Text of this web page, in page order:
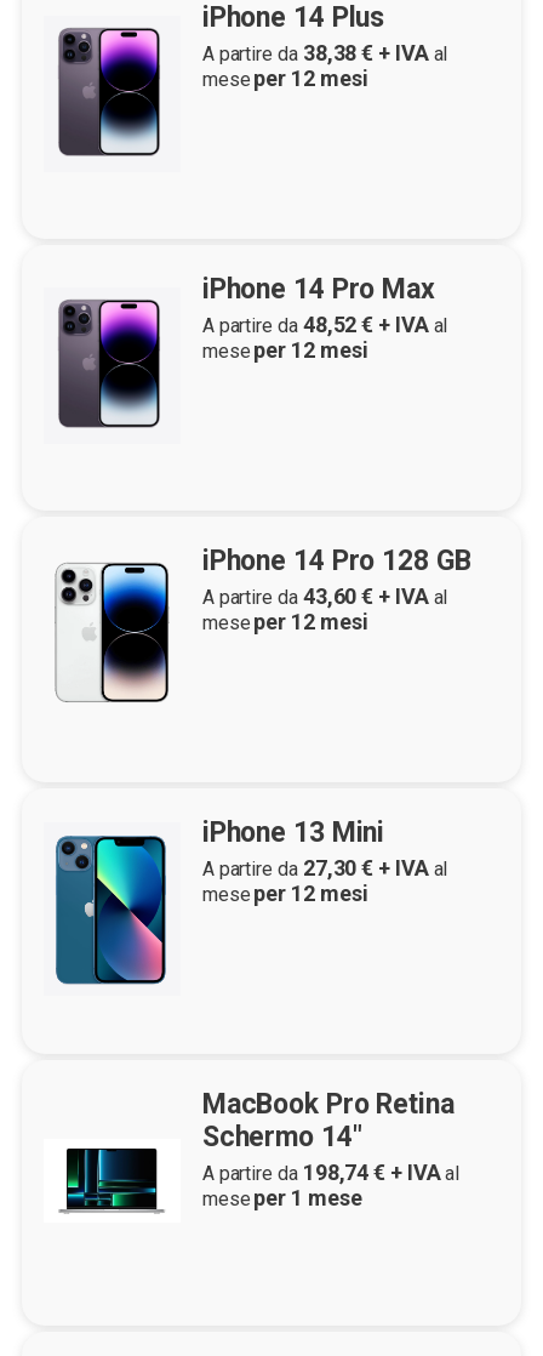
iPhone 14 Plus
A partire da 38,38€ + IVA al
mese per 12 mesi
iPhone 14 Pro Max
A partire da 48,52€ + IVA al
mese per 12 mesi
iPhone 14 Pro 128 GB
A partire da 43,60€ + IVA al
mese per 12 mesi
iPhone 13 Mini
A partire da 27,30€ + IVA al
mese per 12 mesi
MacBook Pro Retina
Schermo 14"
A partire da 198,74€ + IVA al
mese per 1 mese